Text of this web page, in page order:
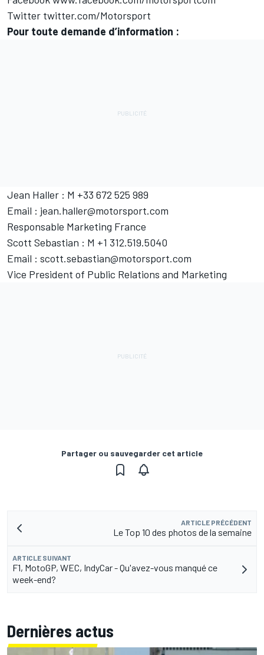
Twitter twitter.com/Motorsport
Pour toute demande d’information :
Jean Haller : M +33 672 525 989
Email : jean.haller@motorsport.com
Responsable Marketing France
Scott Sebastian : M +1 312.519.5040
Email : scott.sebastian@motorsport.com
Vice President of Public Relations and Marketing
Partager ou sauvegarder cet article
ARTICLE PRÉCÉDENT
Le Top 10 des photos de la semaine
ARTICLE SUIVANT
F1, MotoGP, WEC, IndyCar - Qu'avez-vous manqué ce
week-end?
Dernières actus